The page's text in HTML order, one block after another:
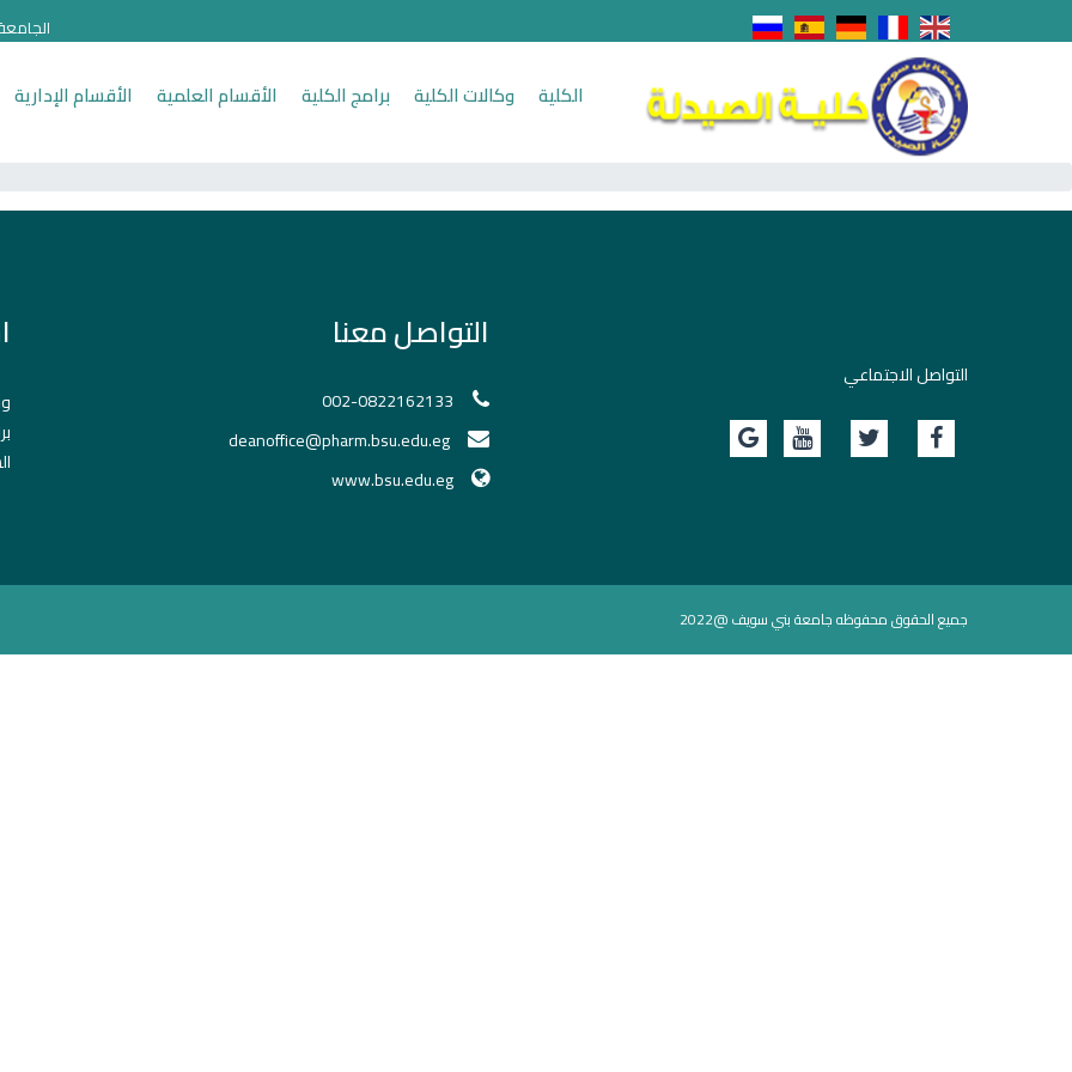
الكلية وكالات الكلية برامج الكلية الأقسام العلمية الأقسام الإدارية
التواصل الاجتماعي
التواصل معنا
002-0822162133
www.bsu.edu.eg
جميع الحقوق محفوظه جامعة بني سويف @2022